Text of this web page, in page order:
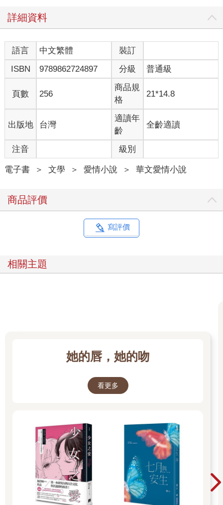
詳細資料
語言 中文繁體
裝訂
ISBN
9789862724897 分級 普通級
頁數 256
商品規
格
21*14.8
出版地 台灣
適讀年
齡
全齡適讀
注音 級別
電子書 ＞ 文學 ＞ 愛情小說 ＞ 華文愛情小說
商品評價
寫評價
相關主題
她的唇，她的吻
看更多